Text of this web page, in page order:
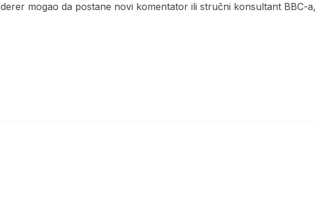
mogao da postane novi komentator ili stručni konsultant BBC-a,